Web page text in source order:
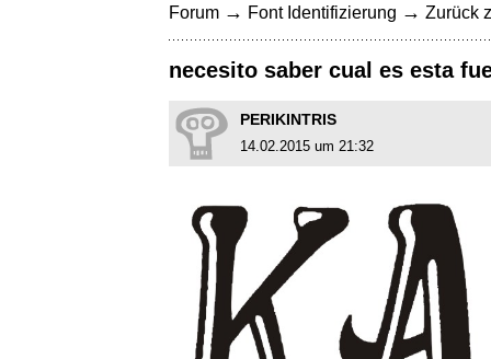
Forum → Font Identifizierung → Zurück
necesito saber cual es esta
PERIKINTRIS
14.02.2015 um 21:32